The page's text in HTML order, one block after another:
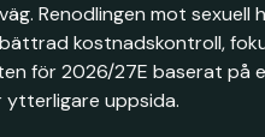
Renodlingen mot sexuell
kostnadskontroll,
2026/27E baserat på
ytterligare uppsida.